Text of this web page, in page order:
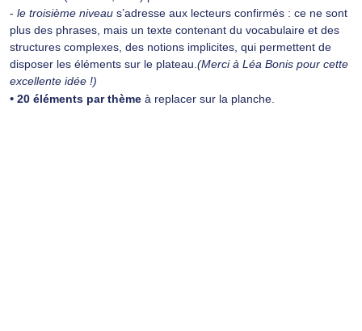
- le troisième niveau s’adresse aux lecteurs confirmés : ce ne sont
plus des phrases, mais un texte contenant du vocabulaire et des
structures complexes, des notions implicites, qui permettent de
disposer les éléments sur le plateau. (Merci à Léa Bonis pour cette
excellente idée !)
• 20 éléments par thème à replacer sur la planche.